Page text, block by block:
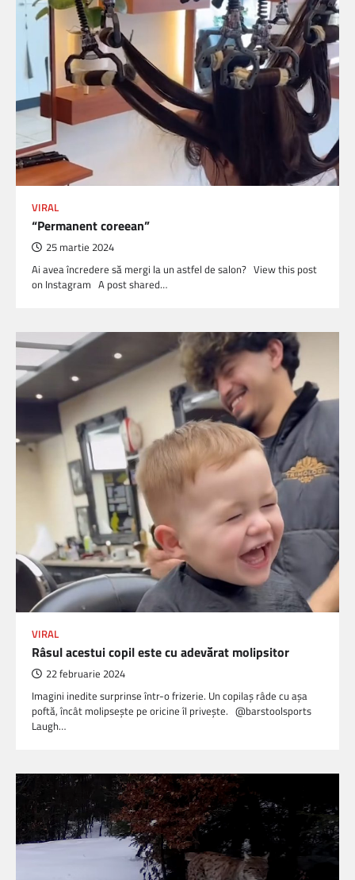
VIRAL
“Permanent coreean”
25 martie 2024
Ai avea încredere să mergi la un astfel de salon? View this post
on Instagram A post shared…
VIRAL
Râsul acestui copil este cu adevărat molipsitor
22 februarie 2024
Imagini inedite surprinse într-o frizerie. Un copilaș râde cu aşa
poftă, încât molipseşte pe oricine îl priveşte. @barstoolsports
Laugh…